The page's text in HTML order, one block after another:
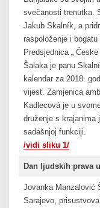
svečanosti trenutka.
Jakub Skalník, a
raspoloženje i
Predsjednica „
Šalaka je panu
kalendar za 2018.
vijest. Zamjenica
Kadlecová je u
druženje s krajanima
sadašnjoj funkciji.
/vidi sliku 1/
Dan ljudskih prava
Jovanka Manzalović
Sarajevo,